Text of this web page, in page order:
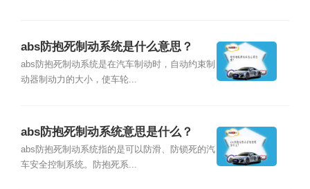
abs防抱死制动系统是什么意思？
abs防抱死制动系统是在汽车制动时，自动约束制
动器制动力的大小，使车轮...
abs防抱死制动系统意思是什么？
abs防抱死制动系统指的是可以防滑、防锁死的汽
车安全控制系统。防抱死系...